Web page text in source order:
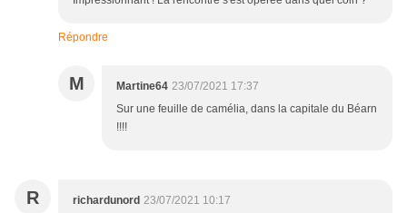
Répondre
M Martine64 23/07/2021 17:37
Sur une feuille de camélia, dans la capitale du Béarn
!!!!
R richardunord 23/07/2021 10:17